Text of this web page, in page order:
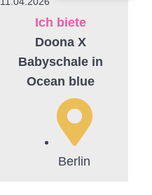
Ich biete
Doona X
Babyschale in
Ocean blue
Berlin